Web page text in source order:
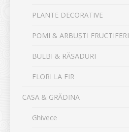
PLANTE DECORATIVE
POMI & ARBUȘTI FRUCTIFERI
BULBI & RĂSADURI
FLORI LA FIR
CASA & GRĂDINA
Ghivece